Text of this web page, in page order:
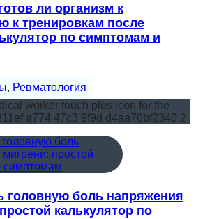
ли организм к
к тренировкам после
по симптомам и
, Ревматология
головную боль напряжения
калькулятор по